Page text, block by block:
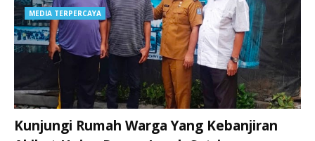
MEDIA TERPERCAYA
Kunjungi Rumah Warga Yang Kebanjiran